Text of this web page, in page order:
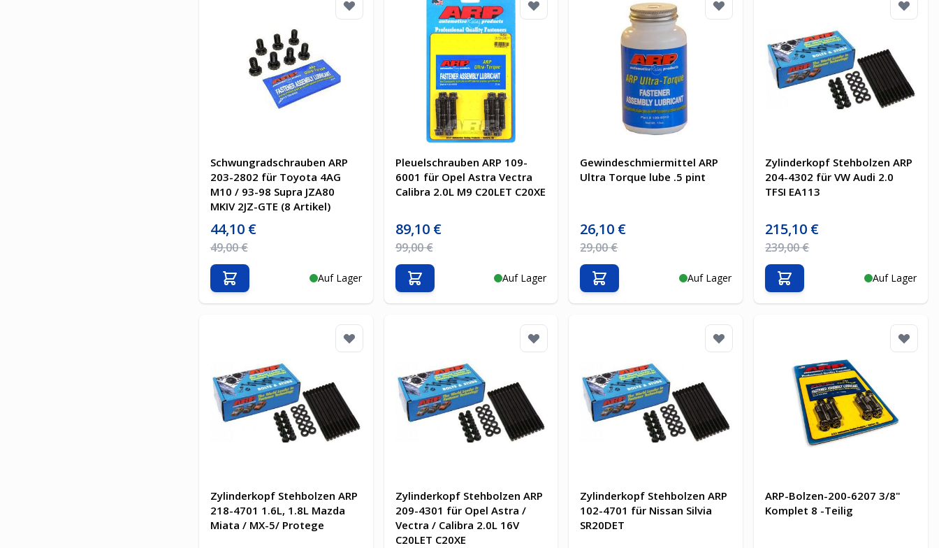
Schwungradschrauben ARP
203-2802 für Toyota 4AG
M10 / 93-98 Supra JZA80
MKIV 2JZ-GTE (8 Artikel)
Sonderpreis
44,10 €
Regulärer Preis
49,00 €
Auf Lager
In den Warenkorb
Pleuelschrauben ARP 109-
6001 für Opel Astra Vectra
Calibra 2.0L M9 C20LET C20XE
Sonderpreis
89,10 €
Regulärer Preis
99,00 €
Auf Lager
In den Warenkorb
Gewindeschmiermittel ARP
Ultra Torque lube .5 pint
Sonderpreis
26,10 €
Regulärer Preis
29,00 €
Auf Lager
In den Warenkorb
Zylinderkopf Stehbolzen ARP
204-4302 für VW Audi 2.0
TFSI EA113
Sonderpreis
215,10 €
Regulärer Preis
239,00 €
Auf Lager
In den Warenkorb
Zylinderkopf Stehbolzen ARP
218-4701 1.6L, 1.8L Mazda
Miata / MX-5/ Protege
Zylinderkopf Stehbolzen ARP
209-4301 für Opel Astra /
Vectra / Calibra 2.0L 16V
C20LET C20XE
Zylinderkopf Stehbolzen ARP
102-4701 für Nissan Silvia
SR20DET
ARP-Bolzen-200-6207 3/8"
Komplet 8 -Teilig